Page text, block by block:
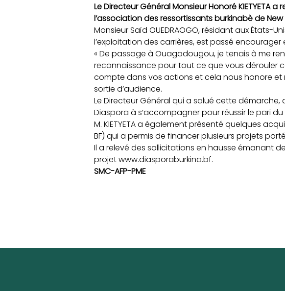
Le Directeur Général Monsieur Honoré KIETYETA
l’association des ressortissants burkinabè de New
Monsieur Saïd OUEDRAOGO, résidant aux États-
l’exploitation des carrières, est passé encourager
« De passage à Ouagadougou, je tenais à me
reconnaissance pour tout ce que vous dérouler
compte dans vos actions et cela nous honore et
sortie d’audience.
Le Directeur Général qui a salué cette démarche,
Diaspora à s’accompagner pour réussir le pari
M. KIETYETA a également présenté quelques
BF) qui a permis de financer plusieurs projets
Il a relevé des sollicitations en hausse émanant
projetwww.diasporaburkina.bf.
SMC-AFP-PME